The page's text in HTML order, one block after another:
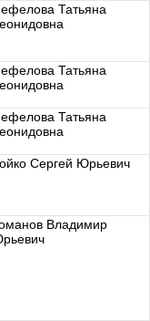
Татьяна
Татьяна
Татьяна
Сергей Юрьевич
Владимир